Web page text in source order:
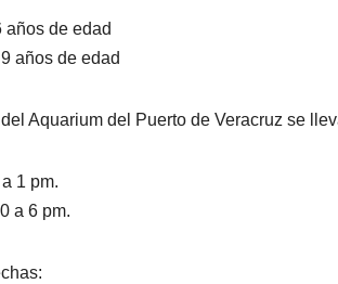
años de edad
años de edad
Aquarium del Puerto de Veracruz se
1 pm.
a 6 pm.